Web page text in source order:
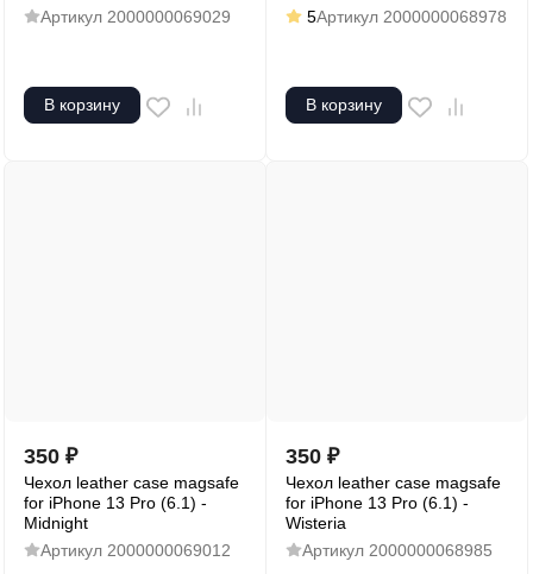
Артикул 2000000069029
В корзину
5Артикул 2000000068978
В корзину
350 ₽
Чехол leather case magsafe
for iPhone 13 Pro (6.1) -
Midnight
Артикул 2000000069012
350 ₽
Чехол leather case magsafe
for iPhone 13 Pro (6.1) -
Wisteria
Артикул 2000000068985